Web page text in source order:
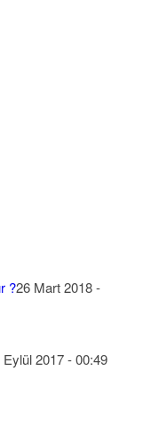
?26 Mart 2018 -
Eylül 2017 - 00:49